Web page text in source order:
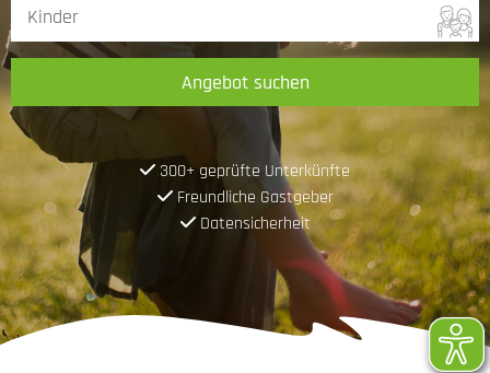
Angebot suchen
300+ geprüfte Unterkünfte
Freundliche Gastgeber
Datensicherheit